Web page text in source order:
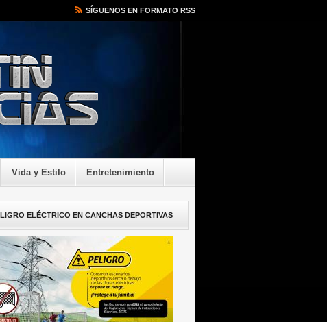
SÍGUENOS EN FORMATO RSS
Vida y Estilo Entretenimiento
ELÉCTRICO EN CANCHAS DEPORTIVAS